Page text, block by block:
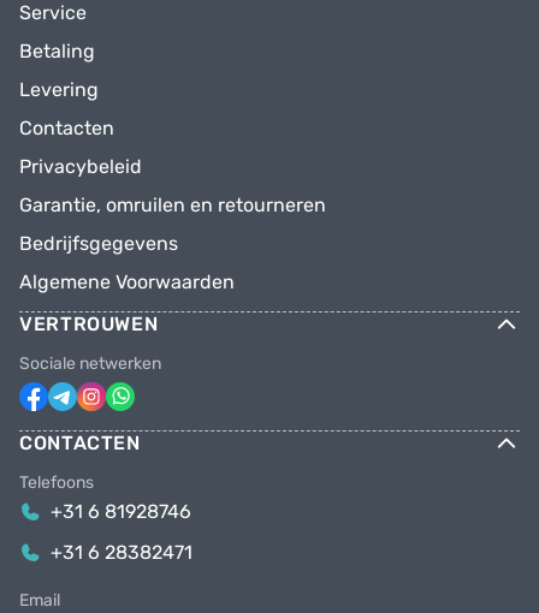
Service
Betaling
Levering
Contacten
Privacybeleid
Garantie, omruilen en retourneren
Bedrijfsgegevens
Algemene Voorwaarden
VERTROUWEN
Sociale netwerken
CONTACTEN
Telefoons
+31 6 81928746
+31 6 28382471
Email